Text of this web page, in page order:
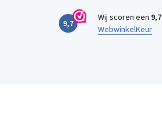
9,7
Wij scoren een 9,7
WebwinkelKeur